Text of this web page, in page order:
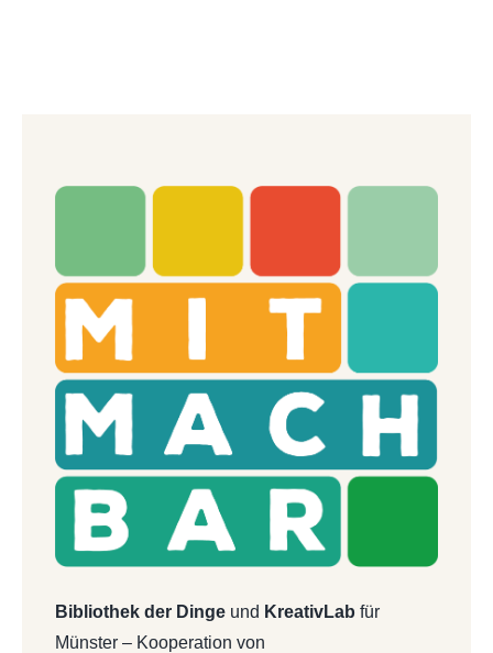
Bibliothek der Dingeund KreativLab für
Münster – Kooperation von